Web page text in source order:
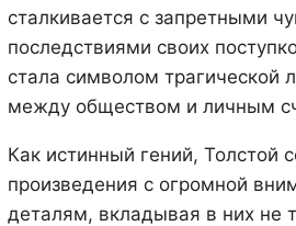
сталкивается с запретными
последствиями своих
стала символом трагической
между обществом и личным
Как истинный гений, Толстой
произведения с огромной
деталям, вкладывая в них не